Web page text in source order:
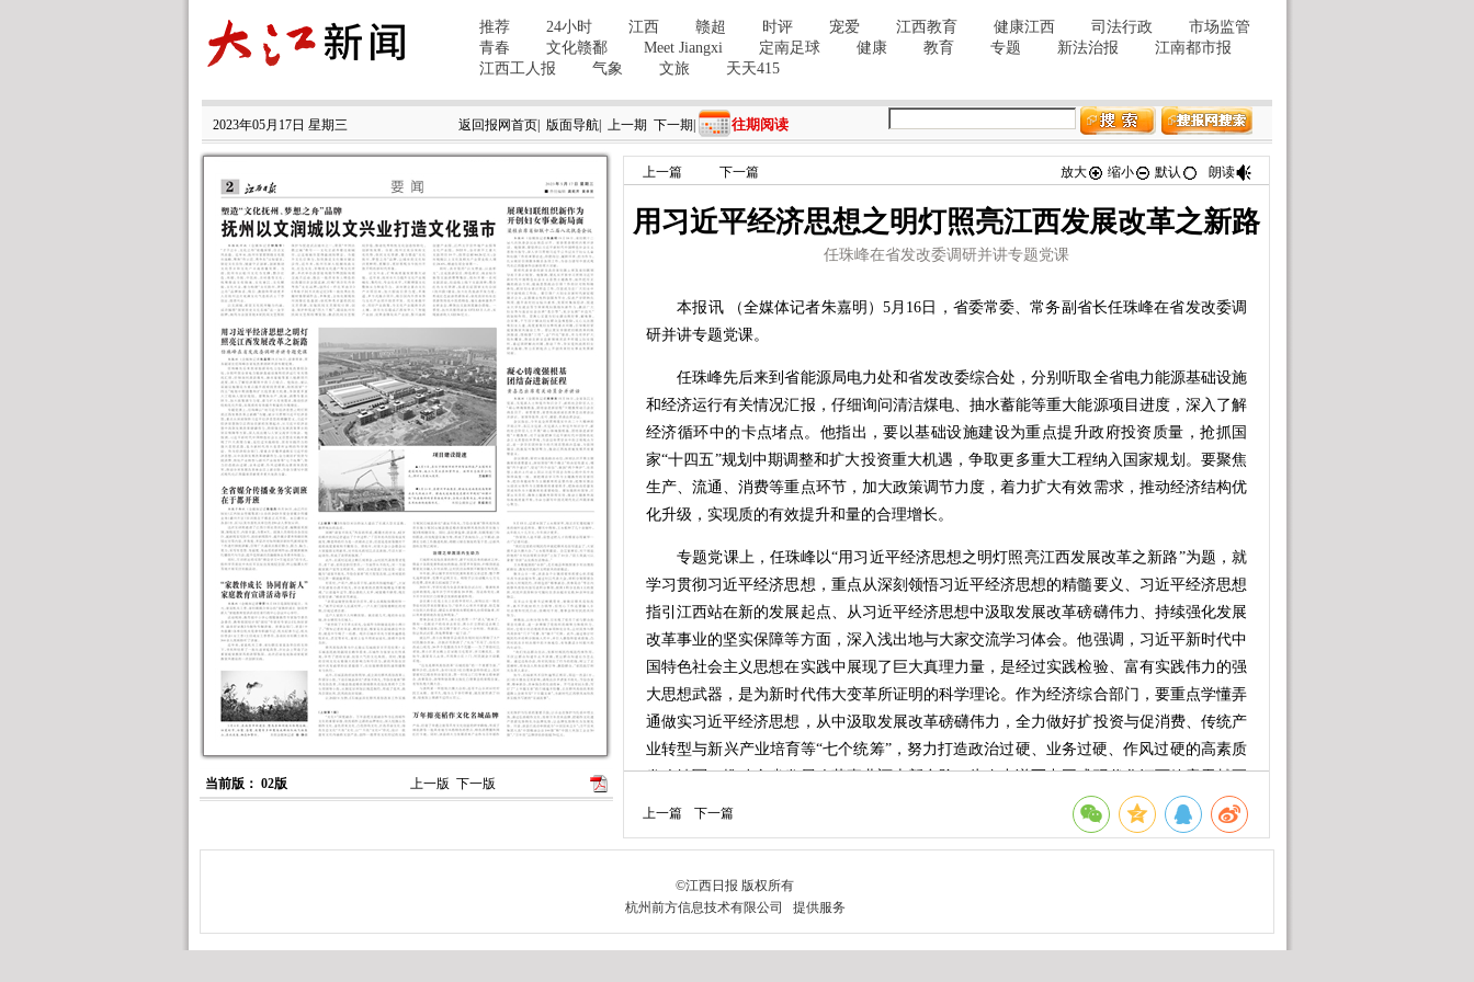
2023年05月17日 星期三 返回报网首页 版面导航 上一期 下一期 往期阅读
当前版： 02版 上一版 下一版
上一篇 下一篇 放大 缩小 默认 朗读
用习近平经济思想之明灯照亮江西发展改革之新路
任珠峰在省发改委调研并讲专题党课
本报讯 （全媒体记者朱嘉明）5月16日，省委常委、常务副省长任珠峰在省发改委调
研并讲专题党课。
任珠峰先后来到省能源局电力处和省发改委综合处，分别听取全省电力能源基础设施
和经济运行有关情况汇报，仔细询问清洁煤电、抽水蓄能等重大能源项目进度，深入了解
经济循环中的卡点堵点。他指出，要以基础设施建设为重点提升政府投资质量，抢抓国
家“十四五”规划中期调整和扩大投资重大机遇，争取更多重大工程纳入国家规划。要聚焦
生产、流通、消费等重点环节，加大政策调节力度，着力扩大有效需求，推动经济结构优
化升级，实现质的有效提升和量的合理增长。
专题党课上，任珠峰以“用习近平经济思想之明灯照亮江西发展改革之新路”为题，就
学习贯彻习近平经济思想，重点从深刻领悟习近平经济思想的精髓要义、习近平经济思想
指引江西站在新的发展起点、从习近平经济思想中汲取发展改革磅礴伟力、持续强化发展
改革事业的坚实保障等方面，深入浅出地与大家交流学习体会。他强调，习近平新时代中
国特色社会主义思想在实践中展现了巨大真理力量，是经过实践检验、富有实践伟力的强
大思想武器，是为新时代伟大变革所证明的科学理论。作为经济综合部门，要重点学懂弄
通做实习近平经济思想，从中汲取发展改革磅礴伟力，全力做好扩投资与促消费、传统产
业转型与新兴产业培育等“七个统筹”，努力打造政治过硬、业务过硬、作风过硬的高素质
发改铁军，推动全省发展改革事业迈上新台阶，为奋力谱写中国式现代化江西篇章贡献更
多更大发改力量。
上一篇 下一篇